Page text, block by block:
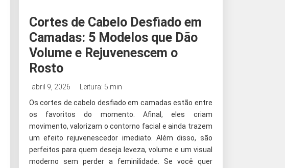
Cortes de Cabelo Desfiado em
Camadas: 5 Modelos que Dão
Volume e Rejuvenescem o
Rosto
abril 9, 2026
Leitura: 5 min
Os cortes de cabelo desfiado em camadas estão entre
os favoritos do momento. Afinal, eles criam
movimento, valorizam o contorno facial e ainda trazem
um efeito rejuvenescedor imediato. Além disso, são
perfeitos para quem deseja leveza, volume e um visual
moderno sem perder a feminilidade. Se você quer